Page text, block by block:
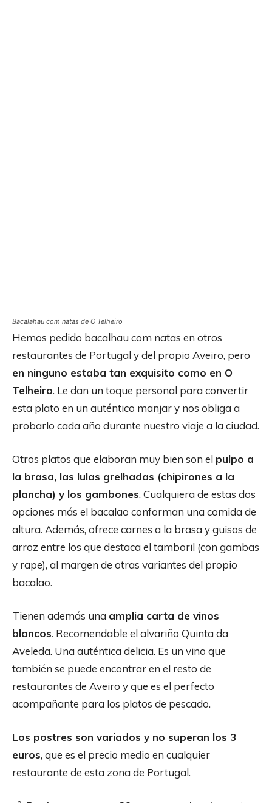
Bacalahau com natas de O Telheiro
Hemos pedido bacalhau com natas en otros
restaurantes de Portugal y del propio Aveiro, pero
en ninguno estaba tan exquisito como en O
Telheiro. Le dan un toque personal para convertir
esta plato en un auténtico manjar y nos obliga a
probarlo cada año durante nuestro viaje a la ciudad.
Otros platos que elaboran muy bien son el pulpo a
la brasa, las lulas grelhadas (chipirones a la
plancha) y los gambones. Cualquiera de estas dos
opciones más el bacalao conforman una comida de
altura. Además, ofrece carnes a la brasa y guisos de
arroz entre los que destaca el tamboril (con gambas
y rape), al margen de otras variantes del propio
bacalao.
Tienen además una amplia carta de vinos
blancos. Recomendable el alvariño Quinta da
Aveleda. Una auténtica delicia. Es un vino que
también se puede encontrar en el resto de
restaurantes de Aveiro y que es el perfecto
acompañante para los platos de pescado.
Los postres son variados y no superan los 3
euros, que es el precio medio en cualquier
restaurante de esta zona de Portugal.